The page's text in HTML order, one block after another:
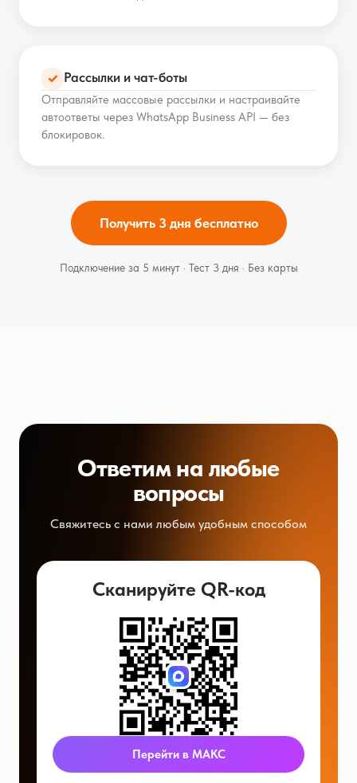
✓ Рассылки и чат-боты
Отправляйте массовые рассылки и настраивайте
автоответы через WhatsApp Business API — без
блокировок.
Получить 3 дня бесплатно
Подключение за 5 минут · Тест 3 дня · Без карты
Ответим на любые
вопросы
Свяжитесь с нами любым удобным способом
Сканируйте QR-код
Перейти в МАКС